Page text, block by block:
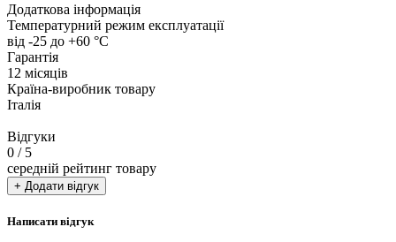
Додаткова інформація
Температурний режим експлуатації
від -25 до +60 °С
Гарантія
12 місяців
Країна-виробник товару
Італія
Відгуки
0 / 5
середній рейтинг товару
+ Додати відгук
Написати відгук